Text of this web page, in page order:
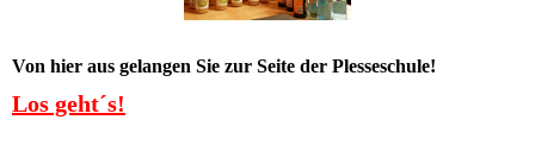
Von hier aus gelangen Sie zur Seite der Plesseschule!
Los geht´s!